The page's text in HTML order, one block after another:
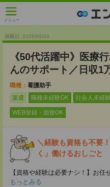
メニュー
掲載日 :2026/08/03
《50代活躍中》医療
んのサポート／日収1
職種： 看護助手
派遣
職種未経験OK 社会人未経
WEB登録・面接OK
＼経験も資格も不要
く」働けるおしごと
【資格や経験は必要ナシ！】お任
もっとみる